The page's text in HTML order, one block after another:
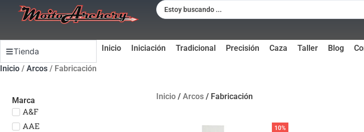
Tienda Inicio Iniciación Tradicional Precisión Caza Taller Blog
Inicio / Arcos / Fabricación
Marca
A&F
AAE
Inicio/ Arcos/ Fabricación
10%